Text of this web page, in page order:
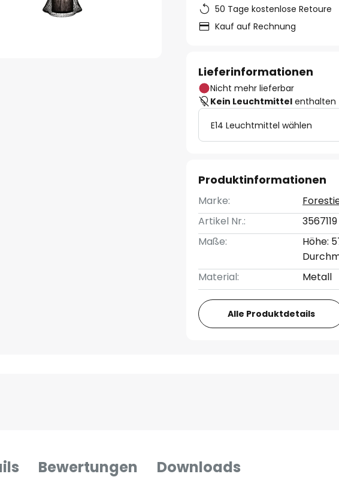
50 Tage kostenlose Retoure
Kauf auf Rechnung
Lieferinformationen
Nicht mehr lieferbar
Kein Leuchtmittel enthalten
E14 Leuchtmittel wählen
Produktinformationen
Marke:
Artikel Nr.:
3567119
Maße:
Höhe:
Material:
Metall
Alle Produktdetails
Bewertungen Downloads